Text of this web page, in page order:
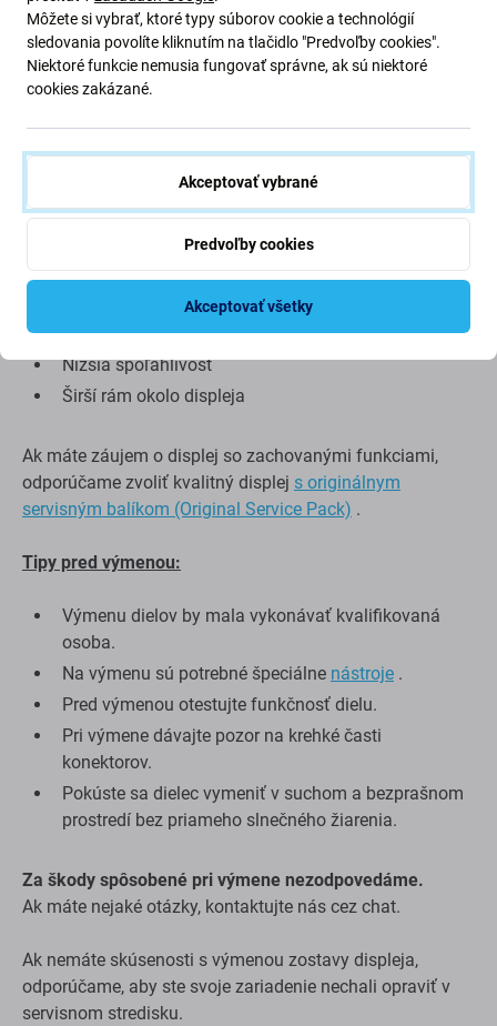
na trhu s náhradnými dielmi
Nízka cena
na zariadení z výroby, používa technológiu OLED.
Menšia zobrazovacia plocha
Trochu vyšší spodný okraj
Nižšie rozlíšenie
Nižšia spoľahlivosť
Širší rám okolo displeja
Ak máte záujem o displej so zachovanými funkciami,
odporúčame zvoliť kvalitný displej s originálnym
servisným balíkom (Original Service Pack) .
Tipy pred výmenou:
Výmenu dielov by mala vykonávať kvalifikovaná
osoba.
Na výmenu sú potrebné špeciálne nástroje .
Pred výmenou otestujte funkčnosť dielu.
Pri výmene dávajte pozor na krehké časti
konektorov.
Pokúste sa dielec vymeniť v suchom a bezprašnom
prostredí bez priameho slnečného žiarenia.
Za škody spôsobené pri výmene nezodpovedáme.
Ak máte nejaké otázky, kontaktujte nás cez chat.
Ak nemáte skúsenosti s výmenou zostavy displeja,
odporúčame, aby ste svoje zariadenie nechali opraviť v
servisnom stredisku.
Môžete si vybrať, ktoré typy súborov cookie a technológií
sledovania povolíte kliknutím na tlačidlo "Predvoľby cookies".
Niektoré funkcie nemusia fungovať správne, ak sú niektoré
cookies zakázané.
Akceptovať vybrané
Predvoľby cookies
Akceptovať všetky